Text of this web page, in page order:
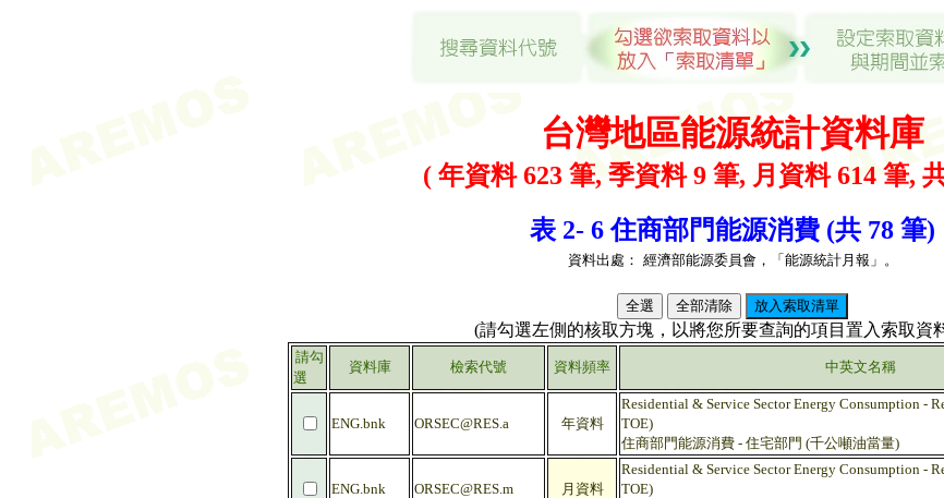
台灣地區能源統計資料庫
( 年資料 623 筆, 季資料 9 筆, 月資料 614 筆,
表 2- 6 住商部門能源消費 (共 78 筆)
資料出處： 經濟部能源委員會，「能源統計月報」。
(請勾選左側的核取方塊，以將您所要查詢的項目置入索取資
請勾
選
資料庫 檢索代號 資料頻率 中英文名稱
ENG.bnk ORSEC@RES.a 年資料
Residential & Service Sector Energy Consumption -
TOE)
住商部門能源消費 - 住宅部門 (千公噸油當量)
ENG.bnk ORSEC@RES.m 月資料
Residential & Service Sector Energy Consumption -
TOE)